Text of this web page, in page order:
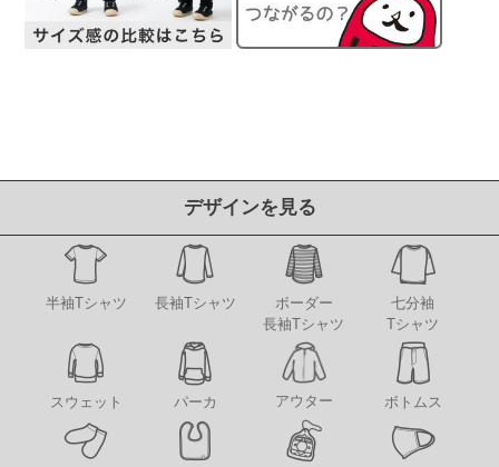
デザインを見る
半袖Tシャツ 長袖Tシャツ
ボーダー
長袖Tシャツ
七分袖
Tシャツ
スウェット パーカ アウター ボトムス